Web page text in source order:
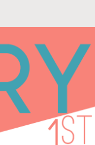
タグから探す